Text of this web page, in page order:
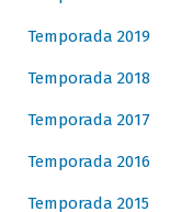
Temporada 2019
Temporada 2018
Temporada 2017
Temporada 2016
Temporada 2015